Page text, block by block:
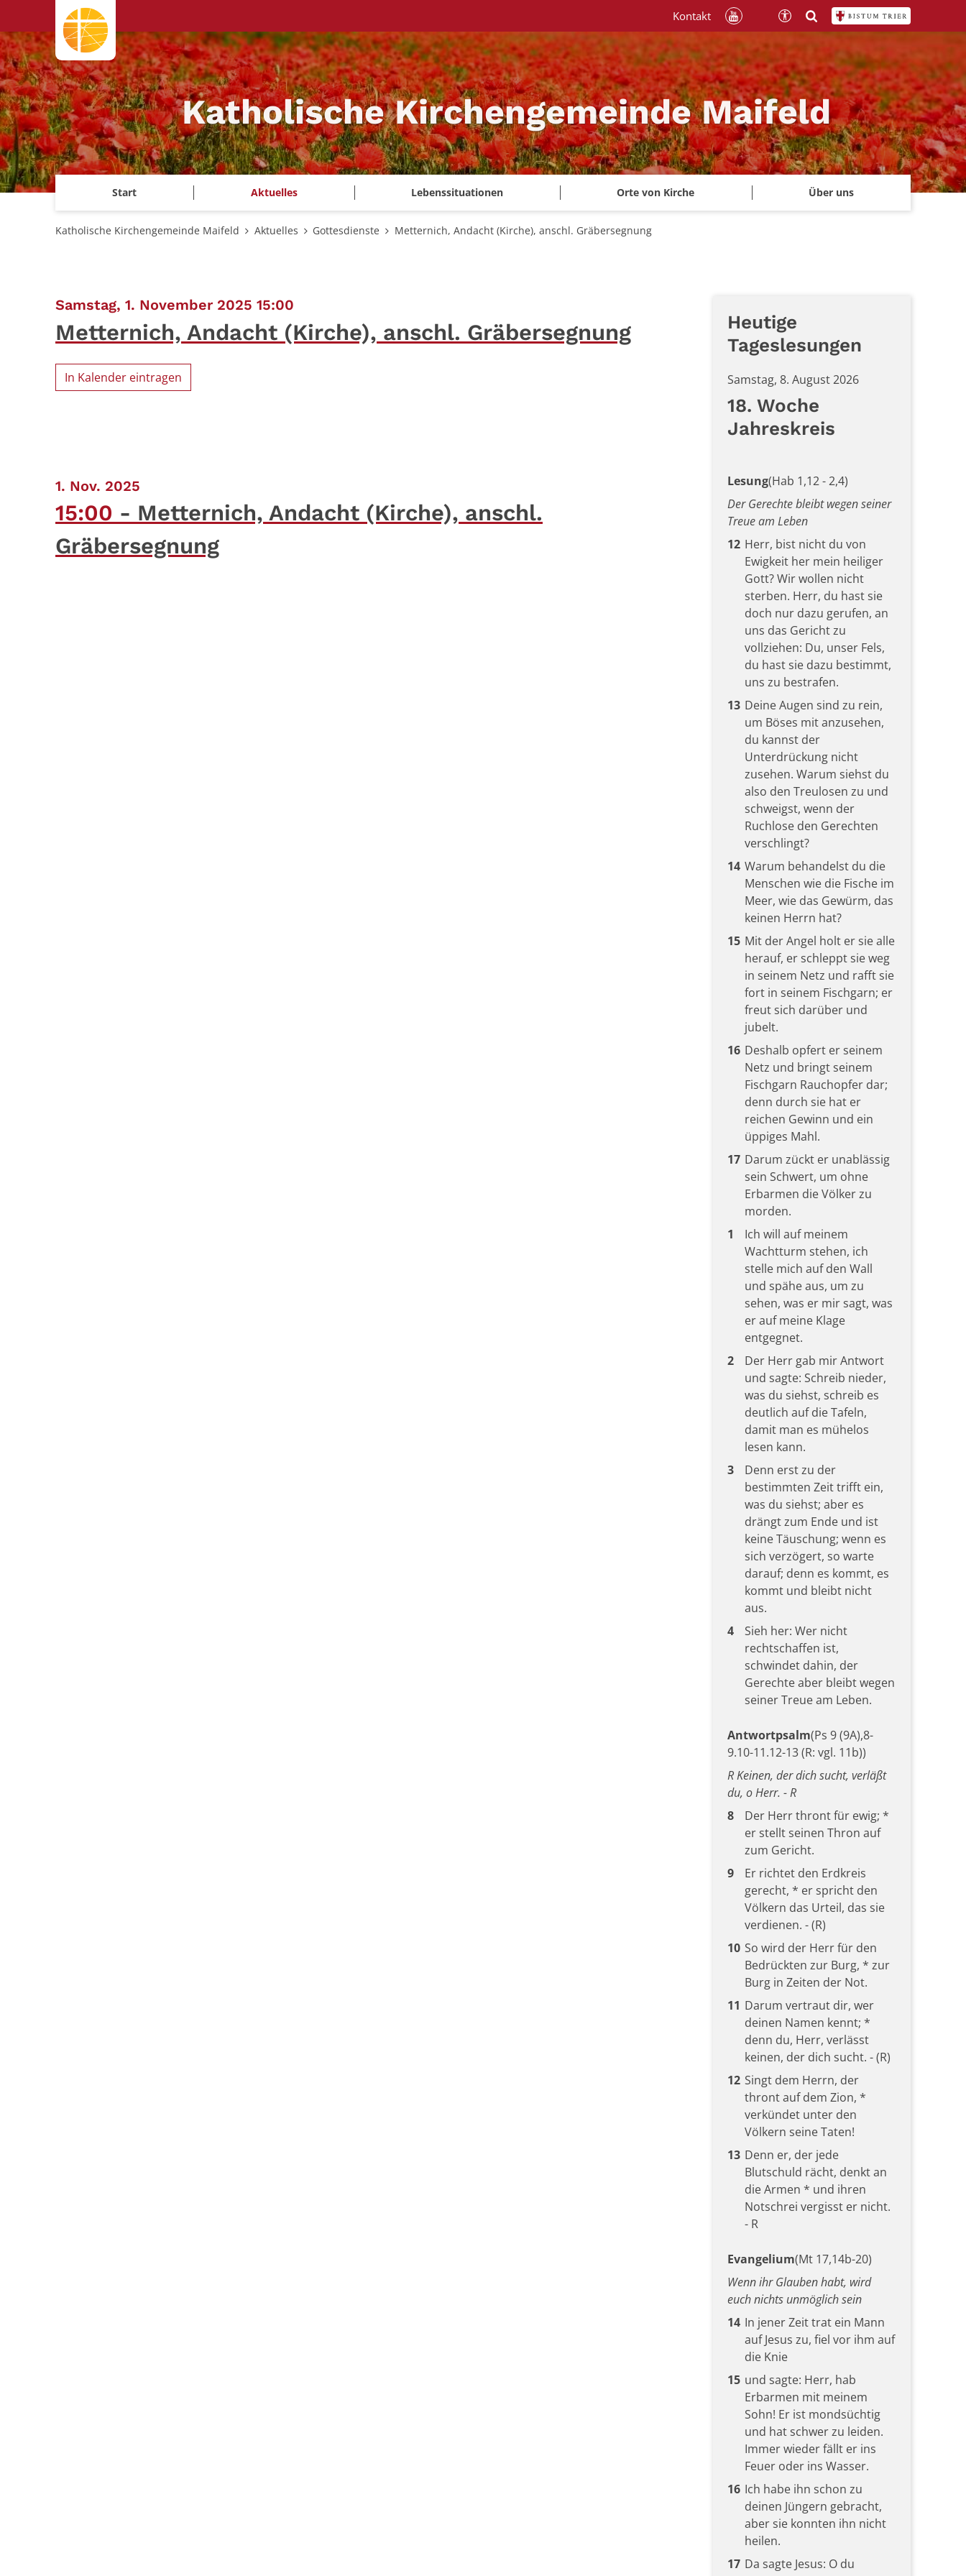
Zum Inhalt springen
Katholische Kirchengemeinde Maifeld
Start Aktuelles Lebenssituationen Orte von Kirche Über uns
Kontakt
Katholische Kirchengemeinde Maifeld Aktuelles Gottesdienste Metternich, Andacht (Kirche), anschl. Gräbersegnung
Samstag, 1. November 2025 15:00
Metternich, Andacht (Kirche), anschl. Gräbersegnung
In Kalender eintragen
1. Nov. 2025
15:00
Metternich, Andacht (Kirche), anschl.
Gräbersegnung
Heutige
Tageslesungen
Samstag, 8. August 2026
18. Woche
Jahreskreis
Lesung(Hab 1,12 - 2,4)
Der Gerechte bleibt wegen seiner
Treue am Leben
12 Herr, bist nicht du von
Ewigkeit her mein heiliger
Gott? Wir wollen nicht
sterben. Herr, du hast sie
doch nur dazu gerufen, an
uns das Gericht zu
vollziehen: Du, unser Fels,
du hast sie dazu bestimmt,
uns zu bestrafen.
13 Deine Augen sind zu rein,
um Böses mit anzusehen,
du kannst der
Unterdrückung nicht
zusehen. Warum siehst du
also den Treulosen zu und
schweigst, wenn der
Ruchlose den Gerechten
verschlingt?
14 Warum behandelst du die
Menschen wie die Fische im
Meer, wie das Gewürm, das
keinen Herrn hat?
15 Mit der Angel holt er sie alle
herauf, er schleppt sie weg
in seinem Netz und rafft sie
fort in seinem Fischgarn; er
freut sich darüber und
jubelt.
16 Deshalb opfert er seinem
Netz und bringt seinem
Fischgarn Rauchopfer dar;
denn durch sie hat er
reichen Gewinn und ein
üppiges Mahl.
17 Darum zückt er unablässig
sein Schwert, um ohne
Erbarmen die Völker zu
morden.
1
Ich will auf meinem
Wachtturm stehen, ich
stelle mich auf den Wall
und spähe aus, um zu
sehen, was er mir sagt, was
er auf meine Klage
entgegnet.
2
Der Herr gab mir Antwort
und sagte: Schreib nieder,
was du siehst, schreib es
deutlich auf die Tafeln,
damit man es mühelos
lesen kann.
3
Denn erst zu der
bestimmten Zeit trifft ein,
was du siehst; aber es
drängt zum Ende und ist
keine Täuschung; wenn es
sich verzögert, so warte
darauf; denn es kommt, es
kommt und bleibt nicht
aus.
4
Sieh her: Wer nicht
rechtschaffen ist,
schwindet dahin, der
Gerechte aber bleibt wegen
seiner Treue am Leben.
Antwortpsalm(Ps 9 (9A),8-
9.10-11.12-13 (R: vgl. 11b))
R Keinen, der dich sucht, verläßt
du, o Herr. - R
8
Der Herr thront für ewig; *
er stellt seinen Thron auf
zum Gericht.
9
Er richtet den Erdkreis
gerecht, * er spricht den
Völkern das Urteil, das sie
verdienen. - (R)
10 So wird der Herr für den
Bedrückten zur Burg, * zur
Burg in Zeiten der Not.
11 Darum vertraut dir, wer
deinen Namen kennt; *
denn du, Herr, verlässt
keinen, der dich sucht. - (R)
12 Singt dem Herrn, der
thront auf dem Zion, *
verkündet unter den
Völkern seine Taten!
13 Denn er, der jede
Blutschuld rächt, denkt an
die Armen * und ihren
Notschrei vergisst er nicht.
- R
Evangelium(Mt 17,14b-20)
Wenn ihr Glauben habt, wird
euch nichts unmöglich sein
14 In jener Zeit trat ein Mann
auf Jesus zu, fiel vor ihm auf
die Knie
15 und sagte: Herr, hab
Erbarmen mit meinem
Sohn! Er ist mondsüchtig
und hat schwer zu leiden.
Immer wieder fällt er ins
Feuer oder ins Wasser.
16 Ich habe ihn schon zu
deinen Jüngern gebracht,
aber sie konnten ihn nicht
heilen.
17 Da sagte Jesus: O du